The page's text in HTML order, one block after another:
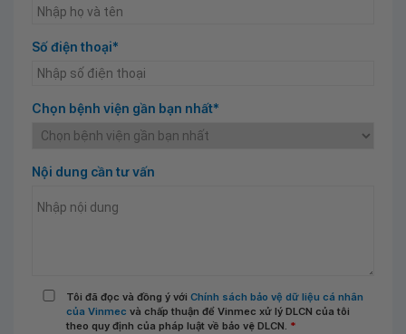
Số điện thoại*
Chọn bệnh viện gần bạn nhất*
Nội dung cần tư vấn
Tôi đã đọc và đồng ý với Chính sách bảo vệ dữ liệu cá nhân
của Vinmec và chấp thuận để Vinmec xử lý DLCN của tôi
theo quy định của pháp luật về bảo vệ DLCN. *